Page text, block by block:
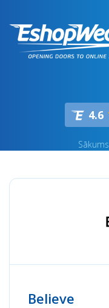
4.6
Sākums
Believe